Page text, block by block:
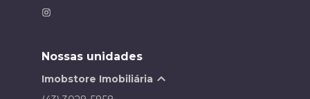
Nossas unidades
Imobstore Imobiliária